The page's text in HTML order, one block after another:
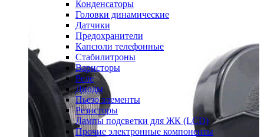
Конденсаторы
Головки динамические
Датчики
Предохранители
Капсюли телефонные
Стабилитроны
Варисторы
Реле
Диоды
Пьезо элементы
Резисторы
Лампы подсветки для ЖК (LCD)
Прочие электронные компоненты